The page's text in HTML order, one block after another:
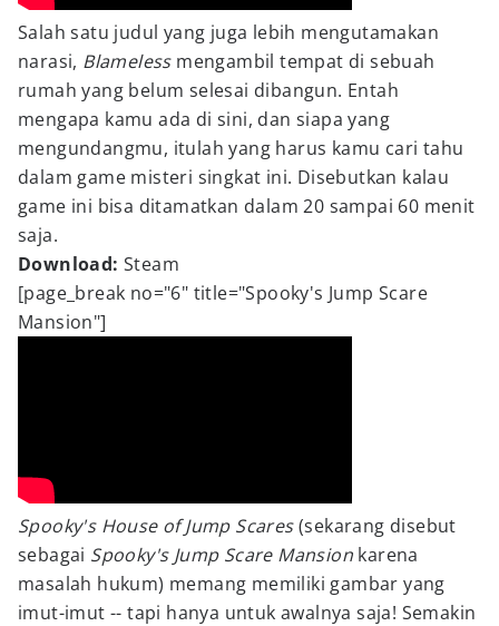
Salah satu judul yang juga lebih mengutamakan
narasi, Blamelessmengambil tempat di sebuah
rumah yang belum selesai dibangun. Entah
mengapa kamu ada di sini, dan siapa yang
mengundangmu, itulah yang harus kamu cari tahu
dalam game misteri singkat ini. Disebutkan kalau
game ini bisa ditamatkan dalam 20 sampai 60 menit
saja.
Download: Steam
[page_break no="6" title="Spooky's Jump Scare
Mansion"]
Spooky's House of Jump Scares(sekarang disebut
sebagai Spooky's Jump Scare Mansion karena
masalah hukum) memang memiliki gambar yang
imut-imut -- tapi hanya untuk awalnya saja! Semakin